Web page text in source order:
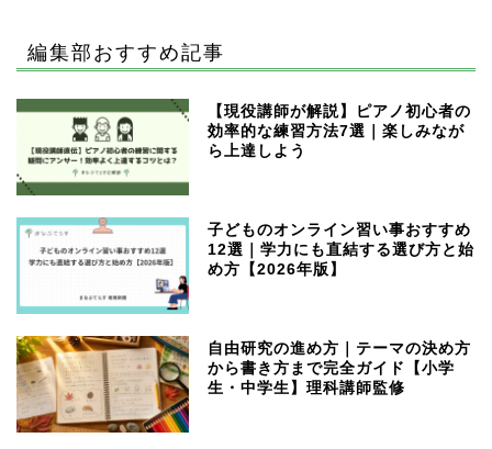
編集部おすすめ記事
【現役講師が解説】ピアノ初心者の
効率的な練習方法7選｜楽しみなが
ら上達しよう
子どものオンライン習い事おすすめ
12選｜学力にも直結する選び方と始
め方【2026年版】
自由研究の進め方｜テーマの決め方
から書き方まで完全ガイド【小学
生・中学生】理科講師監修